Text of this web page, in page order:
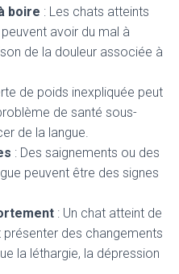
boire : Les chats atteints
avoir du mal à
de la douleur associée à
de poids inexpliquée peut
de santé sous-
de la langue.
: Des saignements ou des
peuvent être des signes
: Un chat atteint de
des changements
la léthargie, la dépression